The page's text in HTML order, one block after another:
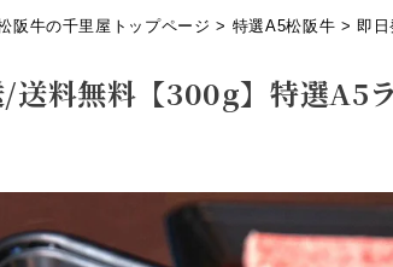
阪牛の千里屋トップページ 特選A5松阪牛 即
送料無料【300g】特選A5